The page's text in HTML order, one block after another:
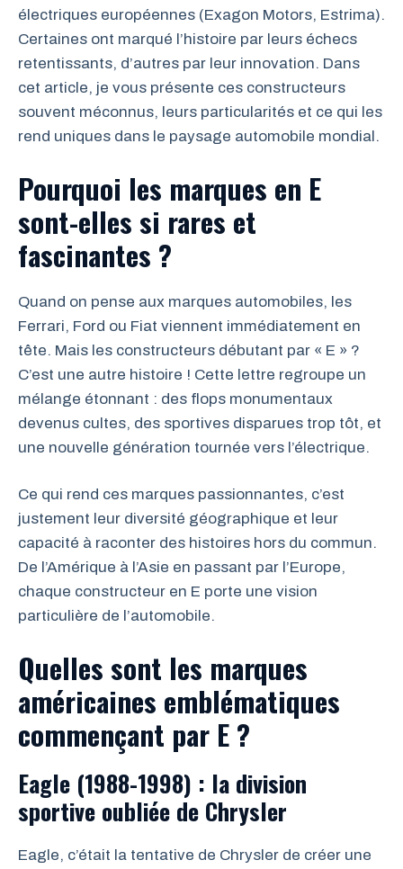
électriques européennes (Exagon Motors, Estrima).
Certaines ont marqué l’histoire par leurs échecs
retentissants, d’autres par leur innovation. Dans
cet article, je vous présente ces constructeurs
souvent méconnus, leurs particularités et ce qui les
rend uniques dans le paysage automobile mondial.
Pourquoi les marques en E
sont-elles si rares et
fascinantes ?
Quand on pense aux marques automobiles, les
Ferrari, Ford ou Fiat viennent immédiatement en
tête. Mais les constructeurs débutant par « E » ?
C’est une autre histoire ! Cette lettre regroupe un
mélange étonnant : des flops monumentaux
devenus cultes, des sportives disparues trop tôt, et
une nouvelle génération tournée vers l’électrique.
Ce qui rend ces marques passionnantes, c’est
justement leur diversité géographique et leur
capacité à raconter des histoires hors du commun.
De l’Amérique à l’Asie en passant par l’Europe,
chaque constructeur en E porte une vision
particulière de l’automobile.
Quelles sont les marques
américaines emblématiques
commençant par E ?
Eagle (1988-1998) : la division
sportive oubliée de Chrysler
Eagle, c’était la tentative de Chrysler de créer une